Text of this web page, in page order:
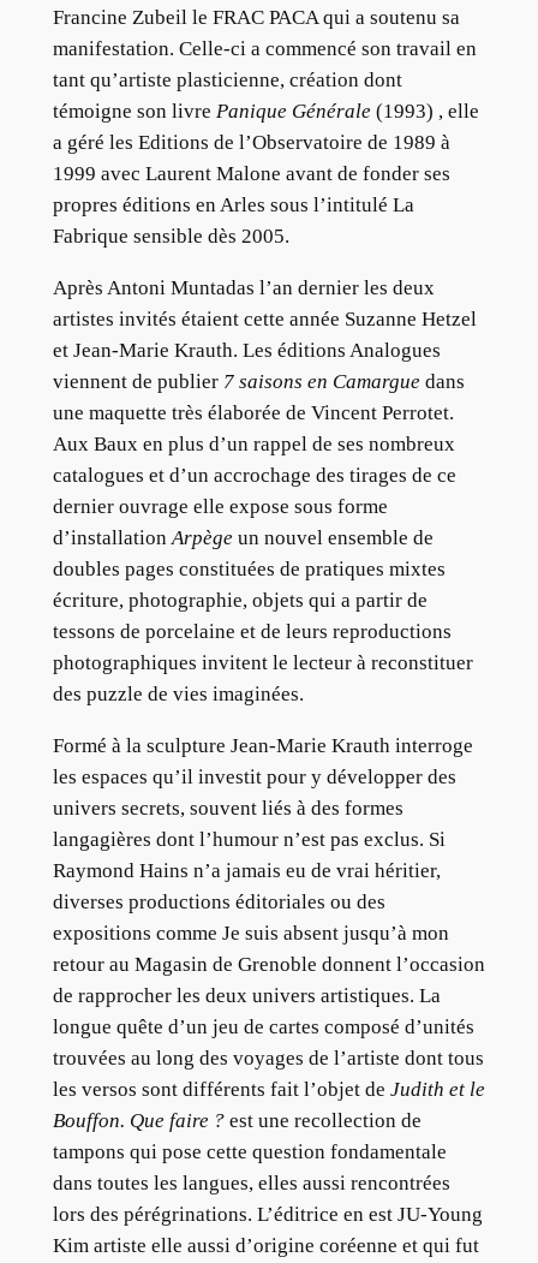
Francine Zubeil le FRAC PACA qui a soutenu sa
manifestation. Celle-ci a commencé son travail en
tant qu’artiste plasticienne, création dont
témoigne son livre Panique Générale(1993) , elle
a géré les Editions de l’Observatoire de 1989 à
1999 avec Laurent Malone avant de fonder ses
propres éditions en Arles sous l’intitulé La
Fabrique sensible dès 2005.
Après Antoni Muntadas l’an dernier les deux
artistes invités étaient cette année Suzanne Hetzel
et Jean-Marie Krauth. Les éditions Analogues
viennent de publier 7 saisons en Camarguedans
une maquette très élaborée de Vincent Perrotet.
Aux Baux en plus d’un rappel de ses nombreux
catalogues et d’un accrochage des tirages de ce
dernier ouvrage elle expose sous forme
d’installationArpègeun nouvel ensemble de
doubles pages constituées de pratiques mixtes
écriture, photographie, objets qui a partir de
tessons de porcelaine et de leurs reproductions
photographiques invitent le lecteur à reconstituer
des puzzle de vies imaginées.
Formé à la sculpture Jean-Marie Krauth interroge
les espaces qu’il investit pour y développer des
univers secrets, souvent liés à des formes
langagières dont l’humour n’est pas exclus. Si
Raymond Hains n’a jamais eu de vrai héritier,
diverses productions éditoriales ou des
expositions comme Je suis absent jusqu’à mon
retour au Magasin de Grenoble donnent l’occasion
de rapprocher les deux univers artistiques. La
longue quête d’un jeu de cartes composé d’unités
trouvées au long des voyages de l’artiste dont tous
les versos sont différents fait l’objet de Judith et le
Bouffon. Que faire ?est une recollection de
tampons qui pose cette question fondamentale
dans toutes les langues, elles aussi rencontrées
lors des pérégrinations. L’éditrice en est JU-Young
Kim artiste elle aussi d’origine coréenne et qui fut